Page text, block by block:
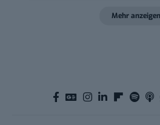
Mehr anzeigen